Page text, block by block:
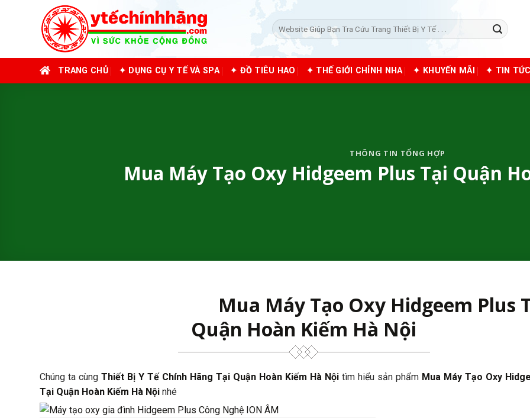
Tìm
kiếm:
TRANG CHỦ ✦ DỤNG CỤ Y TẾ VÀ SPA ✦ ĐỒ TIÊU HAO ✦ THẾ GIỚI CHỈNH NHA ✦ KHUYẾN MÃI ✦ TIN
THÔNG TIN TỔNG HỢP
Mua Máy Tạo Oxy Hidgeem Plus Tại Quận
Mua Máy Tạo Oxy Hidgeem Plus
Quận Hoàn Kiếm Hà Nội
Chúng ta cùng Thiết Bị Y Tế Chính Hãng Tại Quận Hoàn Kiếm Hà Nội tìm hiểu sản phẩm Mua Máy Tạo Oxy
Tại Quận Hoàn Kiếm Hà Nội nhé